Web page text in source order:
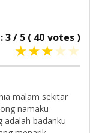
3/ 5 ( 40 votes )
★★★★★
malam sekitar
namaku
adalah badanku